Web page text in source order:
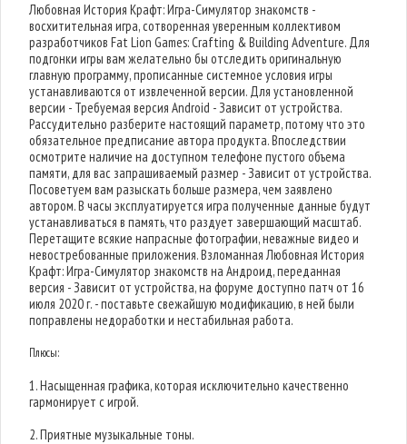
Любовная История Крафт: Игра-Симулятор знакомств -
восхитительная игра, сотворенная уверенным коллективом
разработчиков Fat Lion Games: Crafting & Building Adventure. Для
подгонки игры вам желательно бы отследить оригинальную
главную программу, прописанные системное условия игры
устанавливаются от извлеченной версии. Для установленной
версии - Требуемая версия Android - Зависит от устройства.
Рассудительно разберите настоящий параметр, потому что это
обязательное предписание автора продукта. Впоследствии
осмотрите наличие на доступном телефоне пустого объема
памяти, для вас запрашиваемый размер - Зависит от устройства.
Посоветуем вам разыскать больше размера, чем заявлено
автором. В часы эксплуатируется игра полученные данные будут
устанавливаться в память, что раздует завершающий масштаб.
Перетащите всякие напрасные фотографии, неважные видео и
невостребованные приложения. Взломанная Любовная История
Крафт: Игра-Симулятор знакомств на Андроид, переданная
версия - Зависит от устройства, на форуме доступно патч от 16
июля 2020 г. - поставьте свежайшую модификацию, в ней были
поправлены недоработки и нестабильная работа.
Плюсы:
1. Насыщенная графика, которая исключительно качественно
гармонирует с игрой.
2. Приятные музыкальные тоны.